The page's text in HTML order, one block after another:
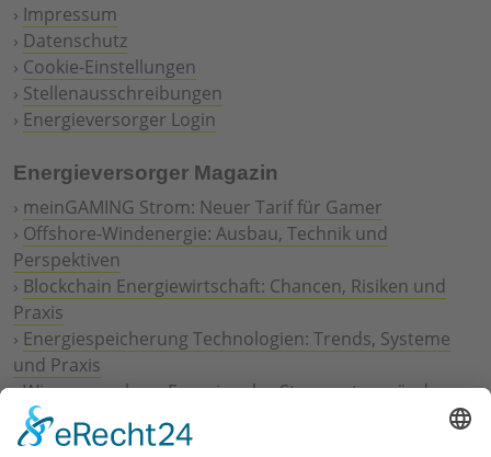
› Impressum
› Datenschutz
› Cookie-Einstellungen
› Stellenausschreibungen
› Energieversorger Login
Energieversorger Magazin
› meinGAMING Strom: Neuer Tarif für Gamer
› Offshore-Windenergie: Ausbau, Technik und
Perspektiven
› Blockchain Energiewirtschaft: Chancen, Risiken und
Praxis
› Energiespeicherung Technologien: Trends, Systeme
und Praxis
›Wie erneuerbare Energien das Stromnetz verändern
Digitalisierung Energiewirtschaft: Effizienz, Netze und
Prozesse